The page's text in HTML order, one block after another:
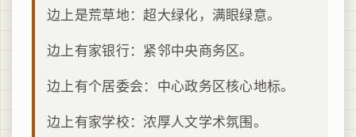
边上是荒草地：超大绿化，满眼绿意。
边上有家银行：紧邻中央商务区。
边上有个居委会：中心政务区核心地标。
边上有家学校：浓厚人文学术氛围。